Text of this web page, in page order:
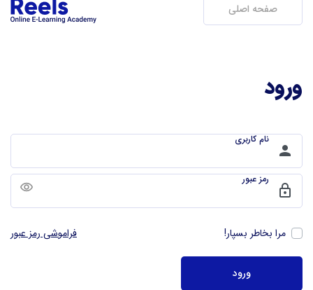
صفحه اصلی
ورود
person
نام کاربری
lock
رمز عبور
remove_red_eye
مرا بخاطر بسپار! فراموشی رمز عبور
ورود